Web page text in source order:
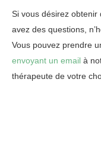
Si vous désirez
avez des questions,
Vous pouvez prendre
envoyant un email à
thérapeute de votre